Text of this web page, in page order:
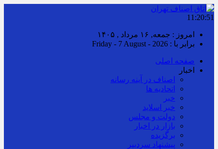
11:20:51
امروز : جمعه, ۱۶ مرداد , ۱۴۰۵
برابر با : Friday - 7 August - 2026
صفحه اصلی
اخبار
اصناف در آینه رسانه
اتحادیه ها
خبر
خبر اسلايد
دولت و مجلس
بازار در اخبار
برگزیده
پیشنهاد سردبیر